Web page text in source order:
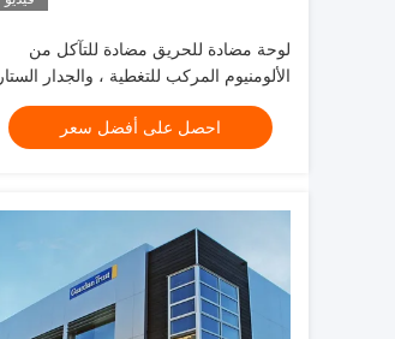
لوحة مضادة للحريق مضادة للتآكل من
الألومنيوم المركب للتغطية ، والجدار الستار
، والسقف
احصل على أفضل سعر